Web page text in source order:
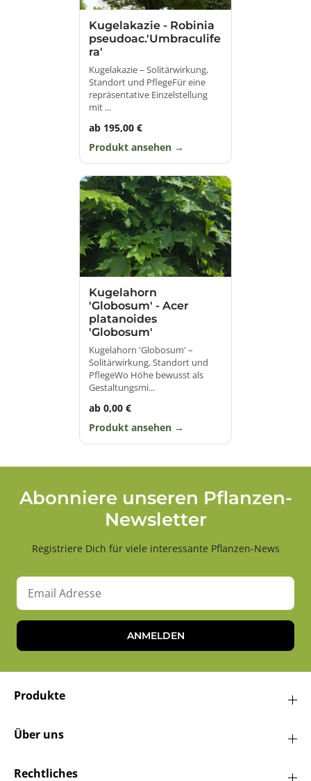
Kugelakazie - Robinia
pseudoac.'Umbraculife
ra'
Kugelakazie – Solitärwirkung,
Standort und PflegeFür eine
repräsentative Einzelstellung
mit ...
ab 195,00 €
Produkt ansehen
Kugelahorn
'Globosum' - Acer
platanoides
'Globosum'
Kugelahorn 'Globosum' –
Solitärwirkung, Standort und
PflegeWo Höhe bewusst als
Gestaltungsmi...
ab 0,00 €
Produkt ansehen
Abonniere unseren Pflanzen-
Newsletter
Registriere Dich für viele interessante Pflanzen-News
ANMELDEN
Produkte
Über uns
Rechtliches